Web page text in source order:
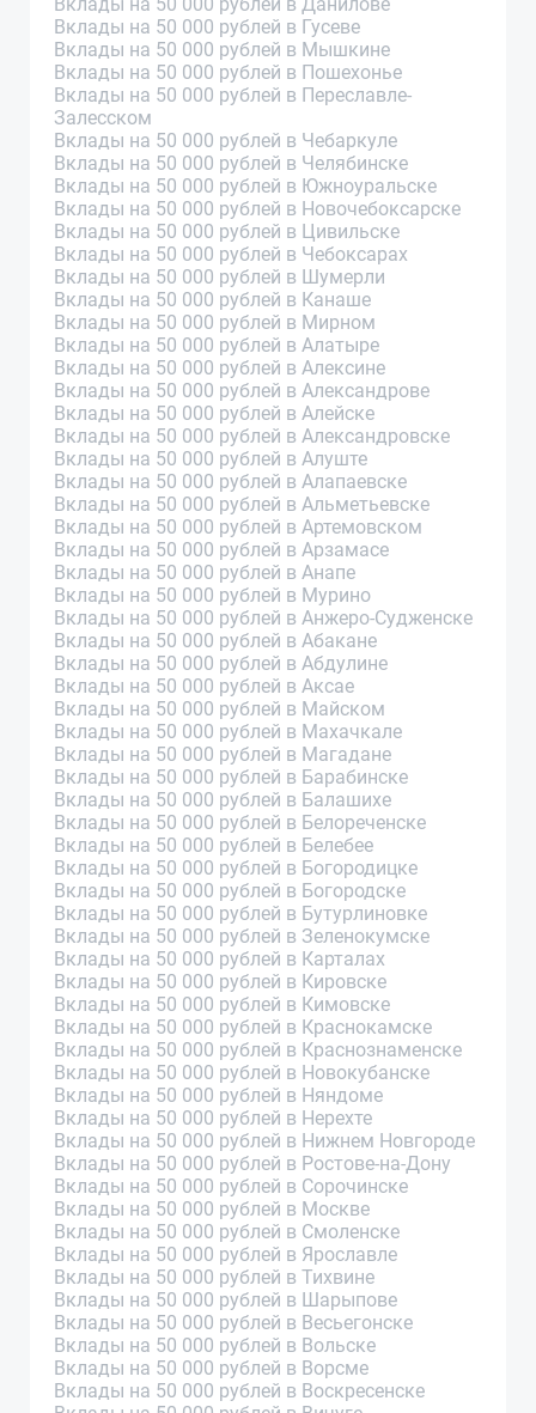
Вклады на 50 000 рублей в Гусеве
Вклады на 50 000 рублей в Мышкине
Вклады на 50 000 рублей в Пошехонье
Вклады на 50 000 рублей в Переславле-
Залесском
Вклады на 50 000 рублей в Чебаркуле
Вклады на 50 000 рублей в Челябинске
Вклады на 50 000 рублей в Южноуральске
Вклады на 50 000 рублей в Новочебоксарске
Вклады на 50 000 рублей в Цивильске
Вклады на 50 000 рублей в Чебоксарах
Вклады на 50 000 рублей в Шумерли
Вклады на 50 000 рублей в Канаше
Вклады на 50 000 рублей в Мирном
Вклады на 50 000 рублей в Алатыре
Вклады на 50 000 рублей в Алексине
Вклады на 50 000 рублей в Александрове
Вклады на 50 000 рублей в Алейске
Вклады на 50 000 рублей в Александровске
Вклады на 50 000 рублей в Алуште
Вклады на 50 000 рублей в Алапаевске
Вклады на 50 000 рублей в Альметьевске
Вклады на 50 000 рублей в Артемовском
Вклады на 50 000 рублей в Арзамасе
Вклады на 50 000 рублей в Анапе
Вклады на 50 000 рублей в Мурино
Вклады на 50 000 рублей в Анжеро-Судженске
Вклады на 50 000 рублей в Абакане
Вклады на 50 000 рублей в Абдулине
Вклады на 50 000 рублей в Аксае
Вклады на 50 000 рублей в Майском
Вклады на 50 000 рублей в Махачкале
Вклады на 50 000 рублей в Магадане
Вклады на 50 000 рублей в Барабинске
Вклады на 50 000 рублей в Балашихе
Вклады на 50 000 рублей в Белореченске
Вклады на 50 000 рублей в Белебее
Вклады на 50 000 рублей в Богородицке
Вклады на 50 000 рублей в Богородске
Вклады на 50 000 рублей в Бутурлиновке
Вклады на 50 000 рублей в Зеленокумске
Вклады на 50 000 рублей в Карталах
Вклады на 50 000 рублей в Кировске
Вклады на 50 000 рублей в Кимовске
Вклады на 50 000 рублей в Краснокамске
Вклады на 50 000 рублей в Краснознаменске
Вклады на 50 000 рублей в Новокубанске
Вклады на 50 000 рублей в Няндоме
Вклады на 50 000 рублей в Нерехте
Вклады на 50 000 рублей в Нижнем Новгороде
Вклады на 50 000 рублей в Ростове-на-Дону
Вклады на 50 000 рублей в Сорочинске
Вклады на 50 000 рублей в Москве
Вклады на 50 000 рублей в Смоленске
Вклады на 50 000 рублей в Ярославле
Вклады на 50 000 рублей в Тихвине
Вклады на 50 000 рублей в Шарыпове
Вклады на 50 000 рублей в Весьегонске
Вклады на 50 000 рублей в Вольске
Вклады на 50 000 рублей в Ворсме
Вклады на 50 000 рублей в Воскресенске